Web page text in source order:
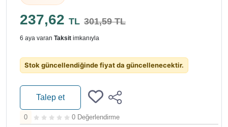
237,62 TL 301,59 TL
6 aya varan Taksit imkanıyla
Stok güncellendiğinde fiyat da güncellenecektir.
Talep et
0 0 Değerlendirme